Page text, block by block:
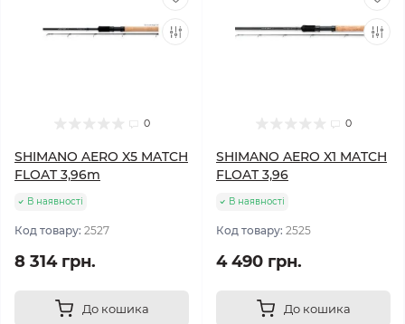
0
SHIMANO AERO X5 MATCH
FLOAT 3,96m
В наявності
Код товару: 2527
8 314 грн.
До кошика
0
SHIMANO AERO X1 MATCH
FLOAT 3,96
В наявності
Код товару: 2525
4 490 грн.
До кошика